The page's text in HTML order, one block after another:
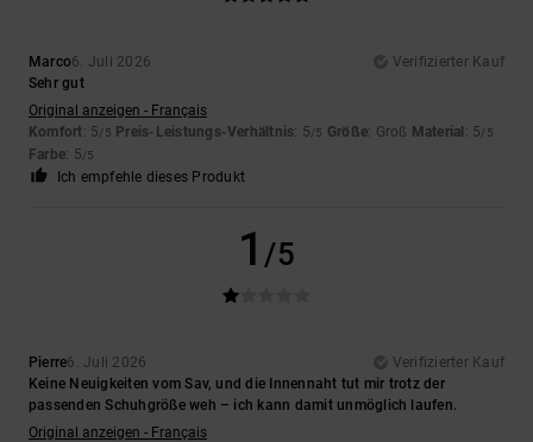
Marco6. Juli 2026
Verifizierter Kauf
Sehr gut
Original anzeigen - Français
Komfort: 5/5 Preis-Leistungs-Verhältnis: 5/5 Größe: Groß Material : 5/5
Farbe: 5/5
Ich empfehle dieses Produkt
1 /5
Pierre6. Juli 2026
Verifizierter Kauf
Keine Neuigkeiten vom Sav, und die Innennaht tut mir trotz der
passenden Schuhgröße weh – ich kann damit unmöglich laufen.
Original anzeigen - Français